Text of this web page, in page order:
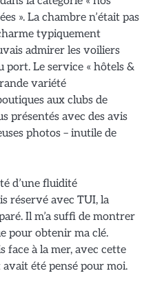
». La chambre n’était pas
typiquement
admirer les voiliers
port. Le service « hôtels &
variété
aux clubs de
présentés avec des avis
photos – inutile de
d’une fluidité
réservé avec TUI, la
Il m’a suffi de montrer
pour obtenir ma clé.
face à la mer, avec cette
été pensé pour moi.